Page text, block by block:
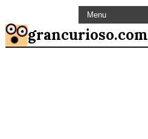
grancurioso.com